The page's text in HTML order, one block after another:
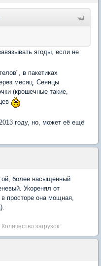
ягоды, если не
в пакетиках
месяц. Сеянцы
(крошечные такие,
году, но, может её ещё
более насыщенный
Укоренял от
просторе она мощная,
Количество загрузок: